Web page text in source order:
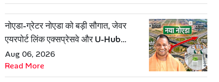
नोएडा-ग्रेटर नोएडा को बड़ी सौगात, जेवर
एयरपोर्ट लिंक एक्सप्रेसवे और U-Hub
प्रोजेक्ट को मिली मंजूरी
Aug 06, 2026
Read More